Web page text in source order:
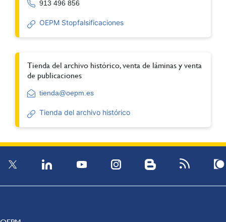
913 496 856
OEPM Stopfalsificaciones
Tienda del archivo histórico, venta de láminas y venta
de publicaciones
tienda@oepm.es
Tienda del archivo histórico